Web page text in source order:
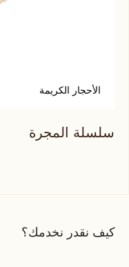
الأحجار الكريمة
سلسلة المجرة
كيف نقدر نخدمك؟